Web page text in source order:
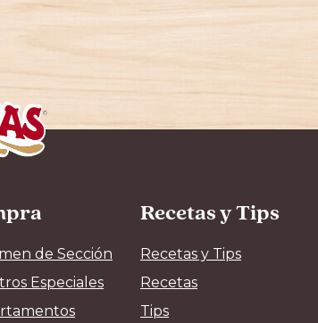
de Sección
Especiales
Recetas y Tips
Recetas y Tips
Recetas
Tips